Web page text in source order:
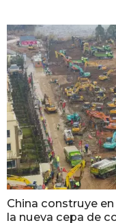
China construye
la nueva cepa de